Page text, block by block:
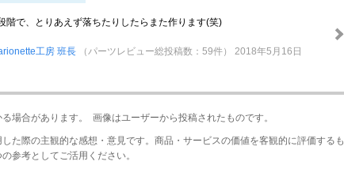
階で、とりあえず落ちたりしたらまた作ります(笑)
工房 班長 （パーツレビュー総投稿数：59件） 2018年5月16日
場合があります。 画像はユーザーから投稿されたものです。
た際の主観的な感想・意見です。商品・サービスの価値を客観的に評価するも
参考としてご活用ください。